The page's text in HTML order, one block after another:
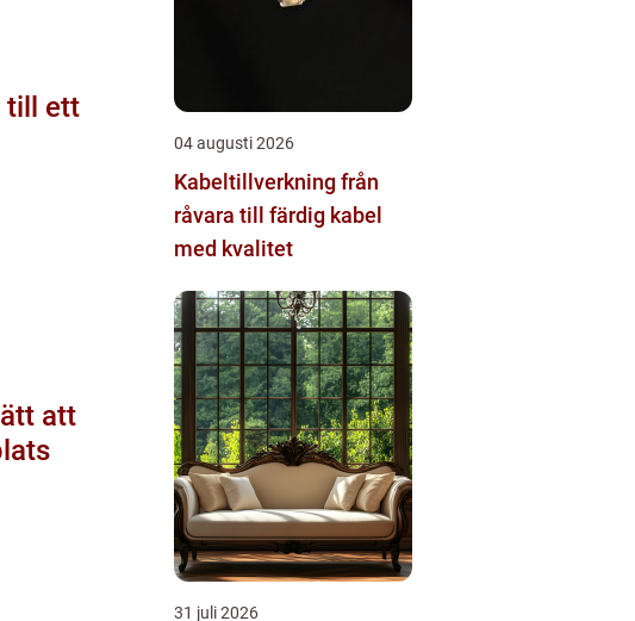
04 augusti 2026
Kabeltillverkning från
råvara till färdig kabel
med kvalitet
31 juli 2026